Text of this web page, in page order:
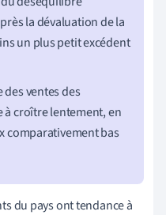
la dévaluation de la
un plus petit excédent
des ventes des
croître lentement, en
comparativement bas
du pays ont tendance à